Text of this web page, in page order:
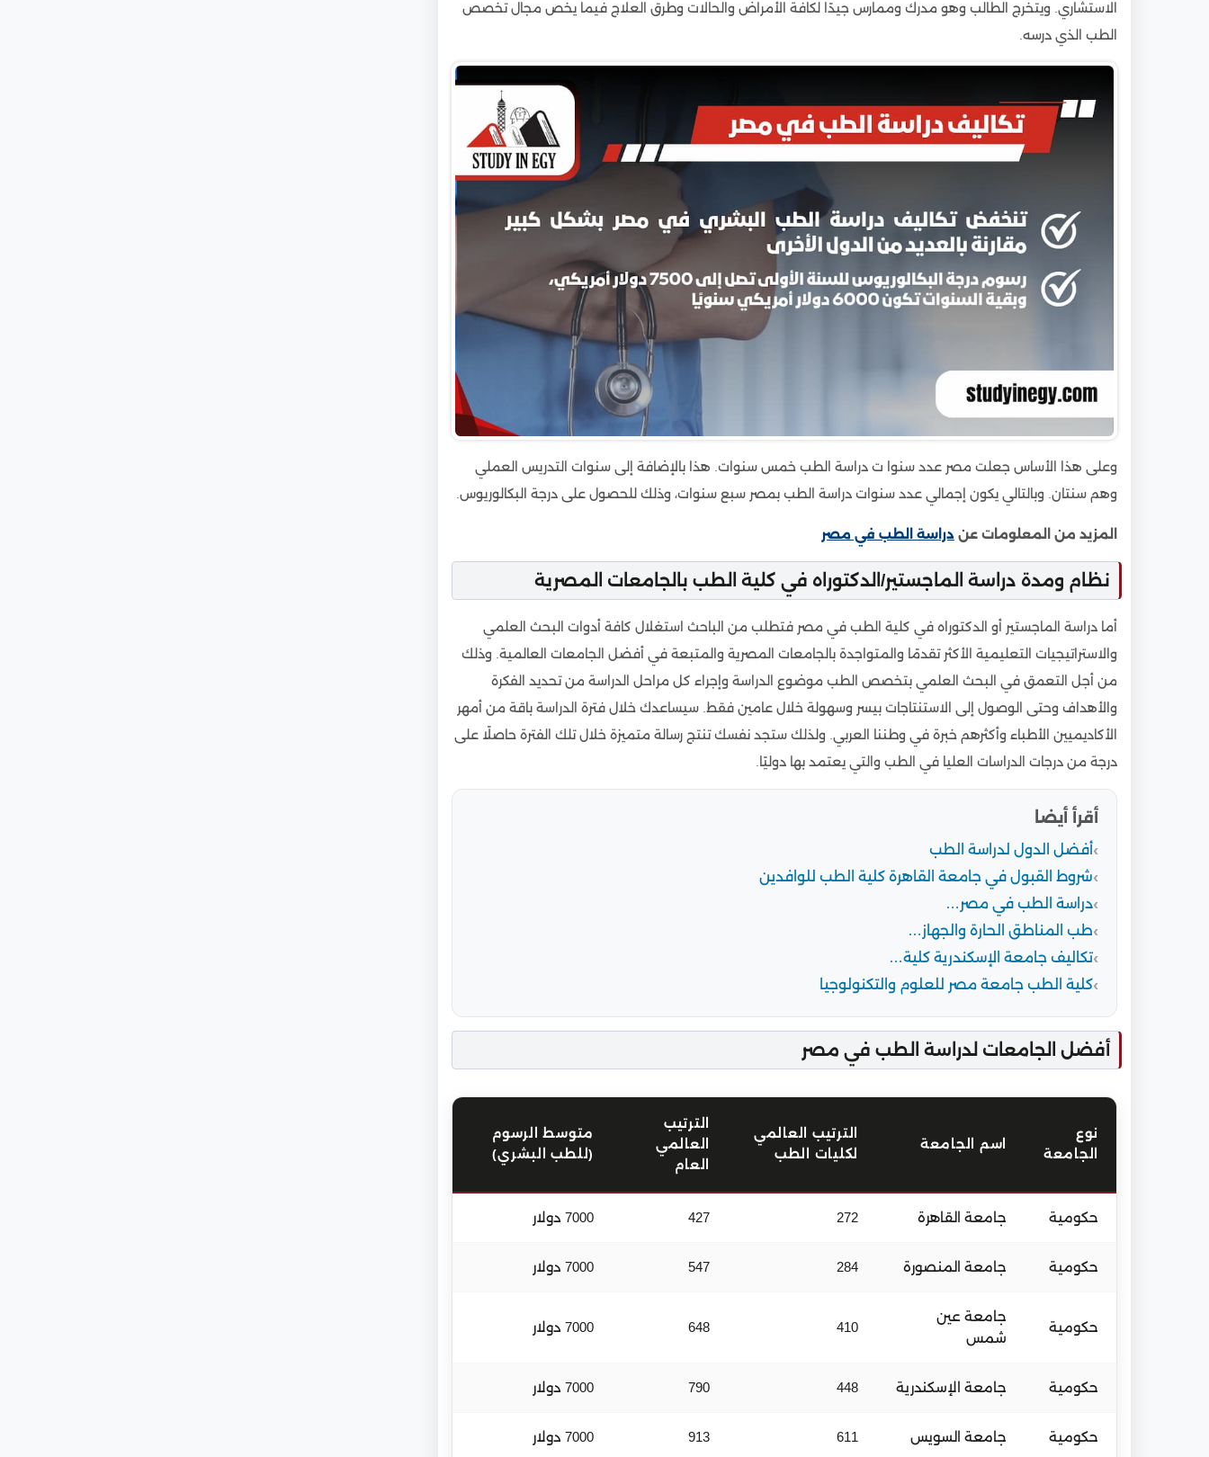
الاستشاري. ويتخرج الطالب وهو مدرك وممارس جيدًا لكافة الأمراض والحالات وطرق العلاج فيما يخص مجال تخصص
الطب الذي درسه.
وعلى هذا الأساس جعلت مصر عدد سنوا ت دراسة الطب خمس سنوات. هذا بالإضافة إلى سنوات التدريس العملي
وهم سنتان. وبالتالي يكون إجمالي عدد سنوات دراسة الطب بمصر سبع سنوات، وذلك للحصول على درجة البكالوريوس.
المزيد من المعلومات عن دراسة الطب في مصر
نظام ومدة دراسة الماجستير/الدكتوراه في كلية الطب بالجامعات المصرية
أما دراسة الماجستير أو الدكتوراه في كلية الطب في مصر فتطلب من الباحث استغلال كافة أدوات البحث العلمي
والاستراتيجيات التعليمية الأكثر تقدمًا والمتواجدة بالجامعات المصرية والمتبعة في أفضل الجامعات العالمية. وذلك
من أجل التعمق في البحث العلمي بتخصص الطب موضوع الدراسة وإجراء كل مراحل الدراسة من تحديد الفكرة
والأهداف وحتى الوصول إلى الاستنتاجات بيسر وسهولة خلال عامين فقط. سيساعدك خلال فترة الدراسة باقة من أمهر
الأكاديميين الأطباء وأكثرهم خبرة في وطننا العربي. ولذلك ستجد نفسك تنتج رسالة متميزة خلال تلك الفترة حاصلًا على
درجة من درجات الدراسات العليا في الطب والتي يعتمد بها دوليًا.
أقرأ أيضا
أفضل الدول لدراسة الطب
شروط القبول في جامعة القاهرة كلية الطب للوافدين
دراسة الطب في مصر…
طب المناطق الحارة والجهاز…
تكاليف جامعة الإسكندرية كلية…
كلية الطب جامعة مصر للعلوم والتكنولوجيا
أفضل الجامعات لدراسة الطب في مصر
نوع
الجامعة
اسم الجامعة
الترتيب العالمي
لكليات الطب
الترتيب
العالمي
العام
متوسط الرسوم
(للطب البشري)
حكومية جامعة القاهرة 272
427 7000 دولار
حكومية جامعة المنصورة 284
547 7000 دولار
حكومية
جامعة عين
شمس
410
648 7000 دولار
حكومية جامعة الإسكندرية 448
790 7000 دولار
حكومية جامعة السويس 611
913 7000 دولار